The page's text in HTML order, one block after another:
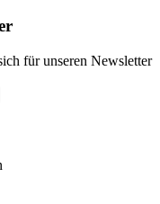
für unseren Newsletter